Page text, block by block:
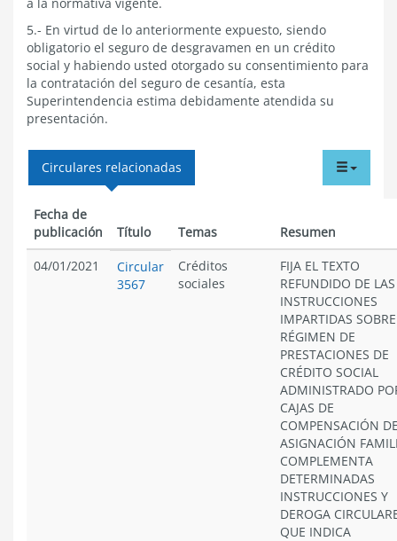
5.- En virtud de lo anteriormente expuesto, siendo
obligatorio el seguro de desgravamen en un crédito
social y habiendo usted otorgado su consentimiento para
la contratación del seguro de cesantía, esta
Superintendencia estima debidamente atendida su
presentación.
menu
Circulares relacionadas
Fecha de
publicación
Título Temas
Resumen
04/01/2021
Circular
3567
Créditos
sociales
FIJA EL TEXTO
REFUNDIDO DE LAS
INSTRUCCIONES
IMPARTIDAS
RÉGIMEN DE
PRESTACIONES DE
CRÉDITO SOCIAL
ADMINISTRADO
CAJAS DE
COMPENSACIÓN
ASIGNACIÓN
COMPLEMENTA
DETERMINADAS
INSTRUCCIONES Y
DEROGA
QUE INDICA